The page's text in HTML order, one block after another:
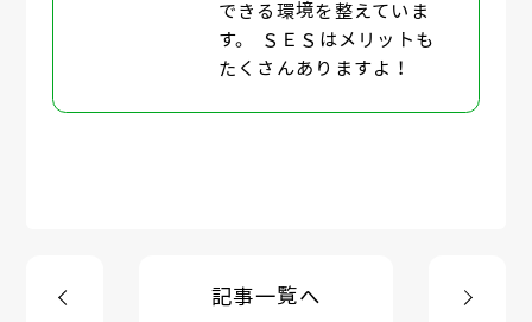
できる環境を整えていま
す。 ＳＥＳはメリットも
たくさんありますよ！
記事一覧へ